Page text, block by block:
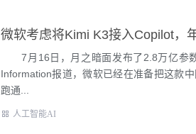
微软考虑将Kimi K3接入Copilot，
7月16日，月之暗面发布了2.8万亿参
Information报道，微软已经在准备把这款
跑通...
人工智能AI